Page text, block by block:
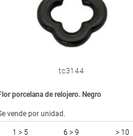
tc3144
porcelana de relojero. Negro
vende por unidad.
1 > 5 6 > 9 > 10